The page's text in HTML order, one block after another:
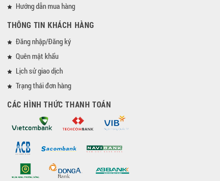
Hướng dẫn mua hàng
THÔNG TIN KHÁCH HÀNG
Đăng nhập/Đăng ký
Quên mật khẩu
Lịch sử giao dịch
Trạng thái đơn hàng
CÁC HÌNH THỨC THANH TOÁN